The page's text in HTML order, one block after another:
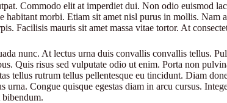
Commodo elit at imperdiet dui. Non odio euismod
habitant morbi. Etiam sit amet nisl purus in mollis. Nam
Facilisis mauris sit amet massa vitae tortor. At
nunc. At lectus urna duis convallis convallis tellus.
Quis risus sed vulputate odio ut enim. Porta non
tellus rutrum tellus pellentesque eu tincidunt. Diam
urna. Congue quisque egestas diam in arcu cursus.